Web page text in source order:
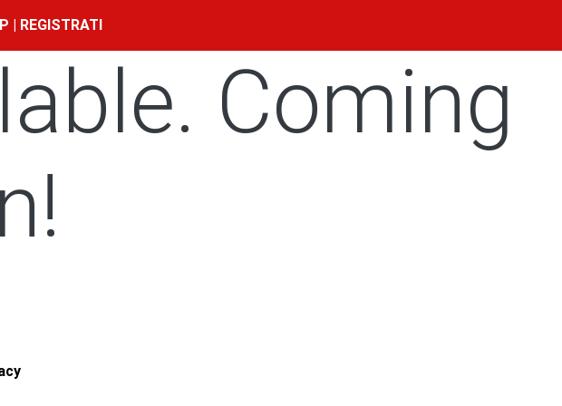
| REGISTRATI
Coming